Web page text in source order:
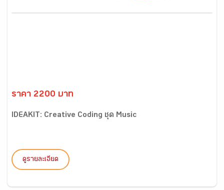
ราคา 2200 บาท
IDEAKIT: Creative Coding ชุด Music
ดูรายละเอียด